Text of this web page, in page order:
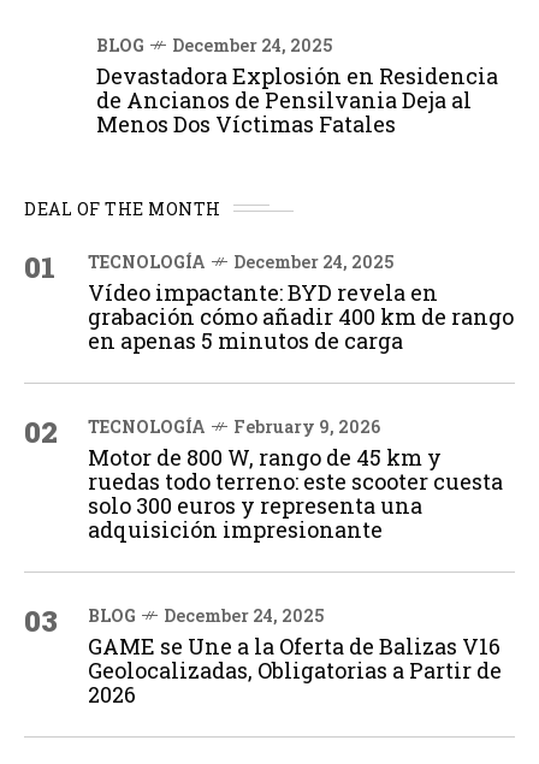
BLOG December 24, 2025
Devastadora Explosión en Residencia
de Ancianos de Pensilvania Deja al
Menos Dos Víctimas Fatales
DEAL OF THE MONTH
01 TECNOLOGÍA December 24, 2025
Vídeo impactante: BYD revela en
grabación cómo añadir 400 km de rango
en apenas 5 minutos de carga
02 TECNOLOGÍA February 9, 2026
Motor de 800 W, rango de 45 km y
ruedas todo terreno: este scooter cuesta
solo 300 euros y representa una
adquisición impresionante
03 BLOG December 24, 2025
GAME se Une a la Oferta de Balizas V16
Geolocalizadas, Obligatorias a Partir de
2026